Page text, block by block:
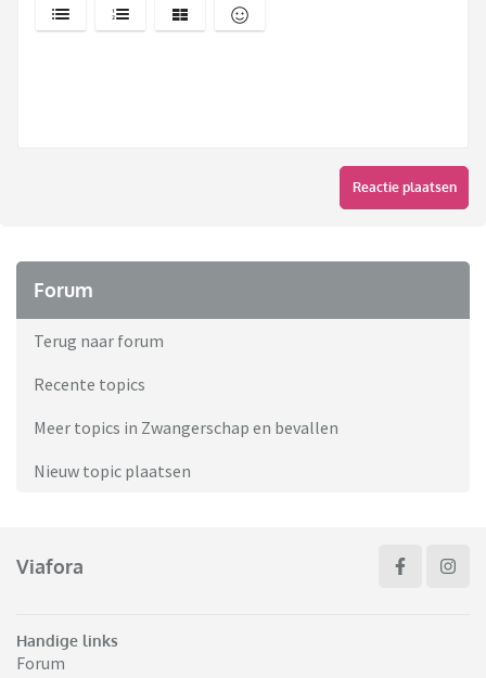
Reactie plaatsen
Forum
Terug naar forum
Recente topics
Meer topics in Zwangerschap en bevallen
Nieuw topic plaatsen
Viafora
Handige links
Forum